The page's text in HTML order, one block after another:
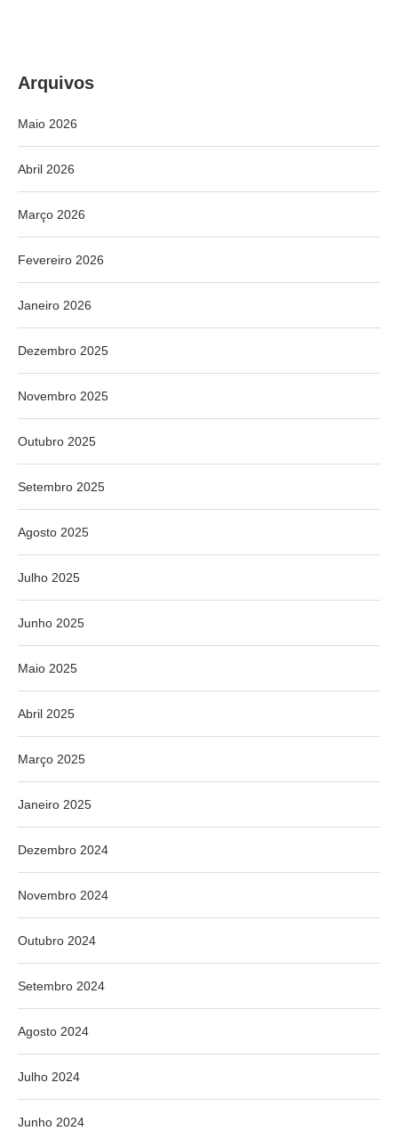
Arquivos
Maio 2026
Abril 2026
Março 2026
Fevereiro 2026
Janeiro 2026
Dezembro 2025
Novembro 2025
Outubro 2025
Setembro 2025
Agosto 2025
Julho 2025
Junho 2025
Maio 2025
Abril 2025
Março 2025
Janeiro 2025
Dezembro 2024
Novembro 2024
Outubro 2024
Setembro 2024
Agosto 2024
Julho 2024
Junho 2024